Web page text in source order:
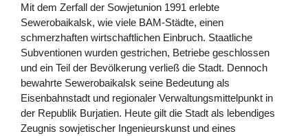
Mit dem Zerfall der Sowjetunion 1991 erlebte
Sewerobaikalsk, wie viele BAM-Städte, einen
schmerzhaften wirtschaftlichen Einbruch. Staatliche
Subventionen wurden gestrichen, Betriebe geschlossen
und ein Teil der Bevölkerung verließ die Stadt. Dennoch
bewahrte Sewerobaikalsk seine Bedeutung als
Eisenbahnstadt und regionaler Verwaltungsmittelpunkt in
der Republik Burjatien. Heute gilt die Stadt als lebendiges
Zeugnis sowjetischer Ingenieurskunst und eines